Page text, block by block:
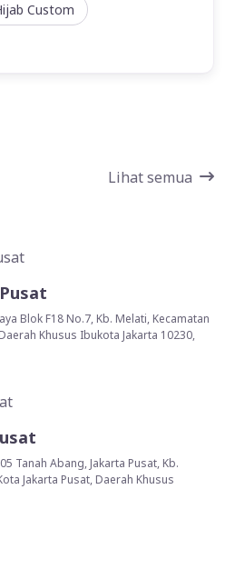
Custom
Lihat semua
Blok F18 No.7, Kb. Melati, Kecamatan
Khusus Ibukota Jakarta 10230,
Tanah Abang, Jakarta Pusat, Kb.
Jakarta Pusat, Daerah Khusus